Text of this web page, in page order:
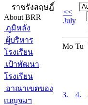
ราชรังสฤษฎิ์
About BRR
ภูมิหลัง
ผู้บริหาร
โรงเรียน
เป้าพัฒนา
โรงเรียน
อาณาเขตของ
เบญจมฯ
<<
July
Mo Tu
3. 4.